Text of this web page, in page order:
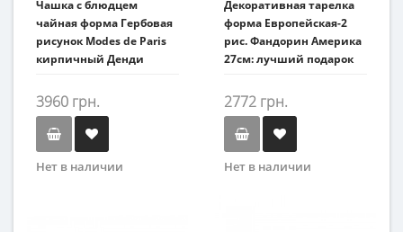
Чашка с блюдцем
чайная форма Гербовая
рисунок Modes de Paris
кирпичный Денди
3960 грн.
Нет в наличии
Декоративная тарелка
форма Европейская-2
рис. Фандорин Америка
27см: лучший подарок
2772 грн.
Нет в наличии